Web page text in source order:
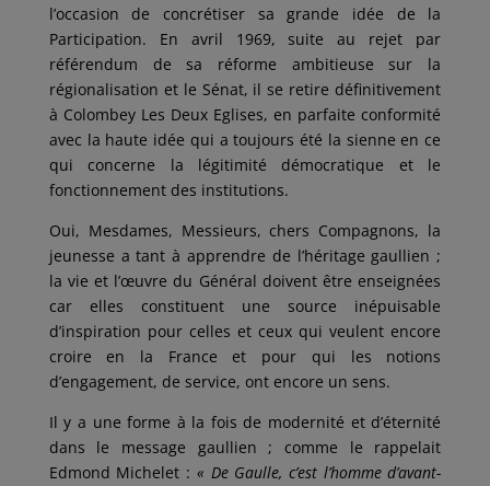
l’occasion de concrétiser sa grande idée de la
Participation. En avril 1969, suite au rejet par
référendum de sa réforme ambitieuse sur la
régionalisation et le Sénat, il se retire définitivement
à Colombey Les Deux Eglises, en parfaite conformité
avec la haute idée qui a toujours été la sienne en ce
qui concerne la légitimité démocratique et le
fonctionnement des institutions.
Oui, Mesdames, Messieurs, chers Compagnons, la
jeunesse a tant à apprendre de l’héritage gaullien ;
la vie et l’œuvre du Général doivent être enseignées
car elles constituent une source inépuisable
d’inspiration pour celles et ceux qui veulent encore
croire en la France et pour qui les notions
d’engagement, de service, ont encore un sens.
Il y a une forme à la fois de modernité et d’éternité
dans le message gaullien ; comme le rappelait
Edmond Michelet : « De Gaulle, c’est l’homme d’avant-